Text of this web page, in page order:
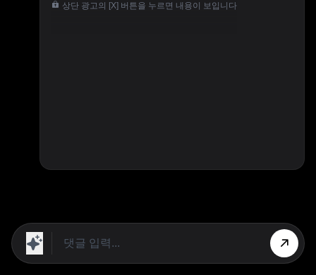
상단 광고의 [X] 버튼을 누르면 내용이 보입니다